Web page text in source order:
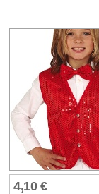
4,10 €